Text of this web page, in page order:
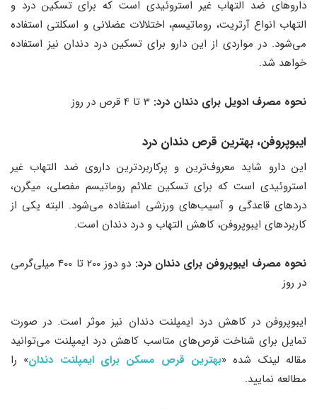
داروهای ضد التهاب غیر استروئیدی است که برای تسکین درد و
التهاب انواع آرتریت، روماتیسم، اختلالات عضلانی و اسکلتی استفاده
می‌شود. در مواردی از این دارو برای تسکین درد دندان نیز استفاده
خواهد شد.
نحوه مصرف ادویل برای دندان درد:
ایبوپروفن، بهترین قرص دندان درد
این دارو شاید معروف‌ترین و پرکاربردترین داروی ضد التهاب غیر
استروئیدی است که برای تسکین علائم روماتیسم مفصلی، میگرن،
دردهای قاعدگی و آسیب‌های ورزشی استفاده می‌شود. البته یکی از
کاربردهای ایبوپروفن، کاهش التهاب و درد دندان است.
نحوه مصرف ایبوپروفن برای دندان درد:
دو دوز 200 تا 400 میلی‌گرمی
در روز
ایبوپروفن در کاهش درد ایمپلنت دندان نیز موثر است. در صورت
تمایل برای شناخت قرص‌های متاسب کاهش درد ایمپلنت می‌توانید
مقاله لینک شده «بهترین قرص مسکن برای ایمپلنت دندان» را
مطالعه نمایید.